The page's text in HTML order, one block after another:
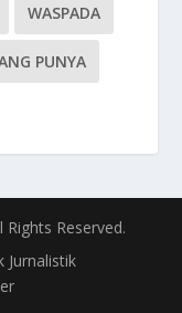
WASPADA
PUNYA
Rights Reserved.
Jurnalistik